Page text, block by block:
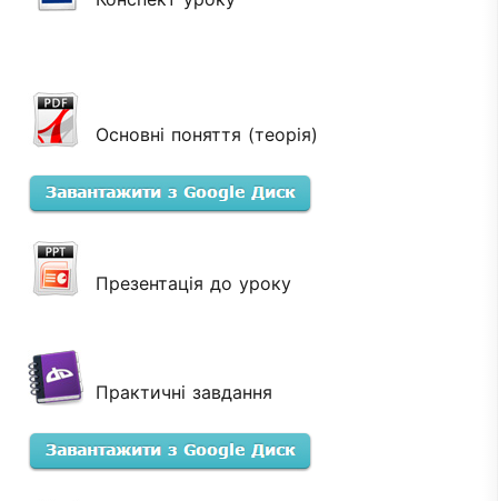
Основні поняття (теорія)
Презентація до уроку
Практичні завдання